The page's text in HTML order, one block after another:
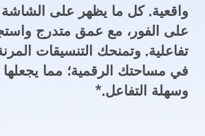
واقعية. كل ما يظهر على الشاشة
على الفور، مع عمق متدرج
تفاعلية. وتمنحك التنسيقات
في مساحتك الرقمية؛ مما يجعلها
وسهلة التفاعل.*